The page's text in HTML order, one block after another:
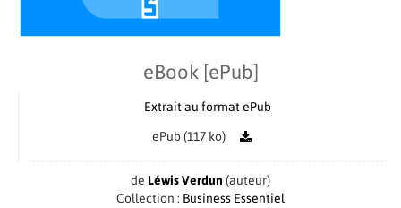
eBook [ePub]
Extrait au format ePub
ePub (117 ko)
de Léwis Verdun (auteur)
Collection : Business Essentiel